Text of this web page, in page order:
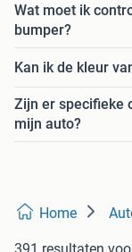
Wat moet ik
bumper?
Kan ik de kleur
Zijn er specifieke
mijn auto?
Home